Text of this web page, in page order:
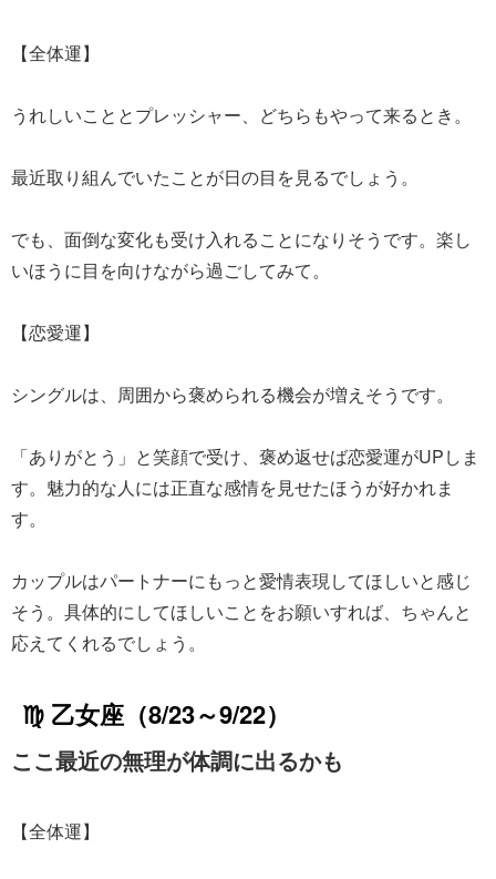
【全体運】
うれしいこととプレッシャー、どちらもやって来るとき。
最近取り組んでいたことが日の目を見るでしょう。
でも、面倒な変化も受け入れることになりそうです。楽し
いほうに目を向けながら過ごしてみて。
【恋愛運】
シングルは、周囲から褒められる機会が増えそうです。
「ありがとう」と笑顔で受け、褒め返せば恋愛運がUPしま
す。魅力的な人には正直な感情を見せたほうが好かれま
す。
カップルはパートナーにもっと愛情表現してほしいと感じ
そう。具体的にしてほしいことをお願いすれば、ちゃんと
応えてくれるでしょう。
♍ 乙女座（8/23～9/22）
ここ最近の無理が体調に出るかも
【全体運】